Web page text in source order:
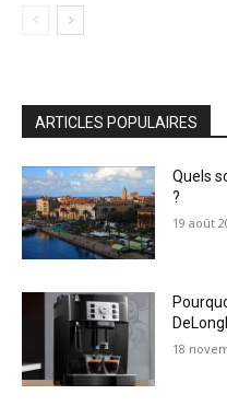
ARTICLES POPULAIRES
Quels
?
19 août
18